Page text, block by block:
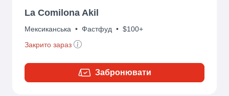
La Comilona Akil
Мексиканська • Фастфуд • $100+
Закрито зараз
Забронювати